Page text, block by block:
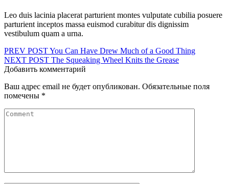
Leo duis lacinia placerat parturient montes vulputate cubilia posuere
parturient inceptos massa euismod curabitur dis dignissim
vestibulum quam a urna.
Навигация
по
PREV POSTYou Can Have Drew Much of a Good Thing
NEXT POST The Squeaking Wheel Knits the Grease
Добавить комментарий
Ваш адрес email не будет опубликован. Обязательные поля
помечены *